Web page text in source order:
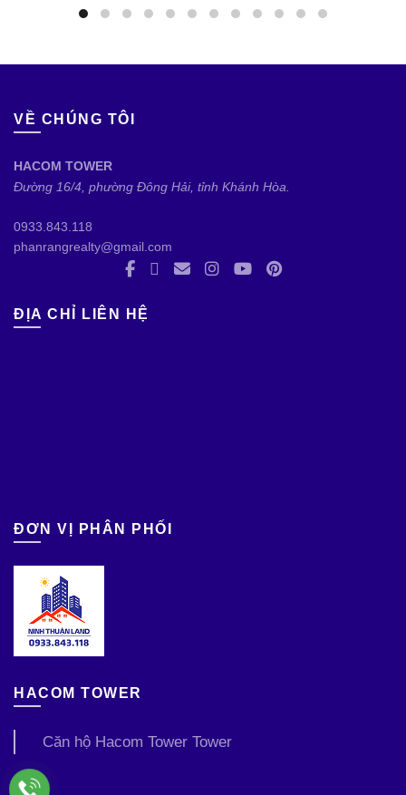
VỀ CHÚNG TÔI
HACOM TOWER
Đường 16/4, phường Đông Hải, tỉnh Khánh Hòa.
0933.843.118
phanrangrealty@gmail.com
ĐỊA CHỈ LIÊN HỆ
ĐƠN VỊ PHÂN PHỐI
HACOM TOWER
Căn hộ Hacom Tower Tower